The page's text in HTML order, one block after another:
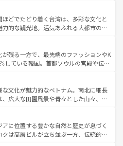
だ。 なお、新着のアメリカ
一覧を参照してほしい。
で訪れる人々を迎えてくれるハワイの
ーカルフードやハワイアンミュージッ
ダンスなど、すべてがハワイの魅力を彩
なお、新着のハワイ情報
を参照してほしい。
央部にそびえるウルル（エアーズロッ
の美しい原生林やケアンズの熱帯雨林な
くさん。また、カフェやワイン、オージ
ィも充実しており、サーフィンやダイ
グなど、アウトドア好きにはたまらな
アの多彩な魅力を存分に味わいつくそ
ほどでたどり着く台湾は、多彩な文化と
力的な観光地。活気あふれる大都市の台
地帯である台湾東部など、都市の喧騒
共存しており、訪れる人に新しい発見と
れる。また、奥深い台湾の食文化も魅
スイーツなど、バラエティ豊かな料理
える。 なお、新着の台湾情報は コンテンツ一覧を参
が残る一方で、最先端のファッションやK
している韓国。首都ソウルの宮殿や伝統
せば四季折々の自然美を楽しむことが
キムチや焼肉、絶品のストリートフード
韓国料理が待っている。夜には、韓国な
ら、韓国の多彩な魅力を心ゆくまで味
わってみてほしい。 なお、新着の韓国情報はコンテンツ一
い。
な文化が魅力的なベトナム。南北に細長
、広大な田園風景や青々とした山々、世
統が息づく。ハノイの古い町並みやホ
ス統治時代の建物も、独特の雰囲気を
また、バラエティの豊かさとおいしさで
に位置する豊かな自然と歴史が息づく
クは高層ビルが立ち並ぶ一方、伝統的な